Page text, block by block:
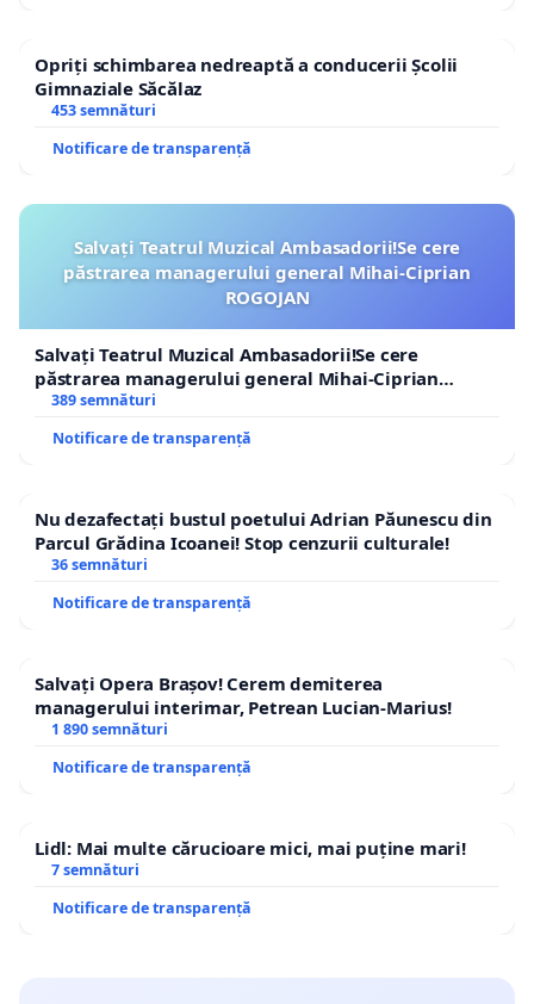
Opriți schimbarea nedreaptă a conducerii Școlii
Gimnaziale Săcălaz
453 semnături
Notificare de transparență
Salvați Teatrul Muzical Ambasadorii!Se cere
păstrarea managerului general Mihai-Ciprian
ROGOJAN
Salvați Teatrul Muzical Ambasadorii!Se cere
păstrarea managerului general Mihai-Ciprian
ROGOJAN
389 semnături
Notificare de transparență
Nu dezafectați bustul poetului Adrian Păunescu din
Parcul Grădina Icoanei! Stop cenzurii culturale!
36 semnături
Notificare de transparență
Salvați Opera Brașov! Cerem demiterea
managerului interimar, Petrean Lucian-Marius!
1 890 semnături
Notificare de transparență
Lidl: Mai multe cărucioare mici, mai puține mari!
7 semnături
Notificare de transparență